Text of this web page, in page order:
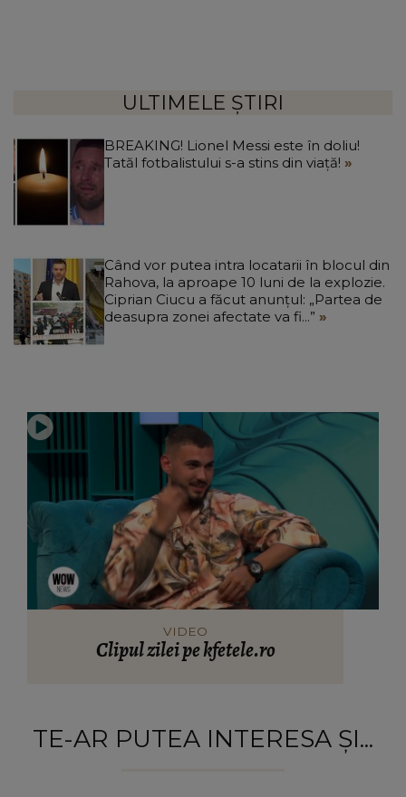
ULTIMELE ȘTIRI
BREAKING! Lionel Messi este în doliu!
Tatăl fotbalistului s-a stins din viață!
Când vor putea intra locatarii în blocul din
Rahova, la aproape 10 luni de la explozie.
Ciprian Ciucu a făcut anunțul: „Partea de
deasupra zonei afectate va fi...”
VIDEO
Clipul zilei pe kfetele.ro
TE-AR PUTEA INTERESA ȘI...